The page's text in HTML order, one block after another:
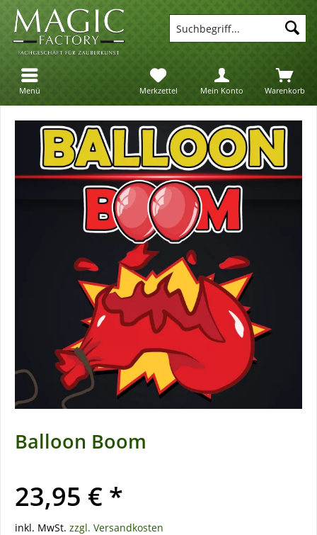
Menü Warenkorb
Merkzettel Mein Konto
Balloon Boom
23,95 € *
inkl. MwSt. zzgl. Versandkosten